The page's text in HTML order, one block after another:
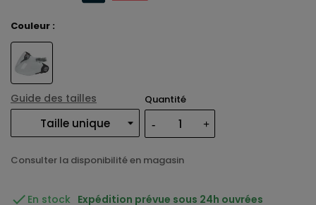
Couleur :
Guide des tailles Quantité
Consulter la disponibilité en magasin
 En stock Expédition prévue sous 24h ouvrées